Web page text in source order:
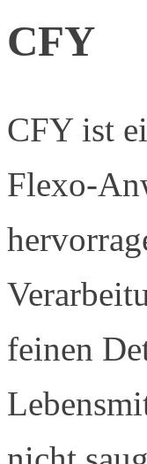
CFY
CFY ist
Flexo-
feinen